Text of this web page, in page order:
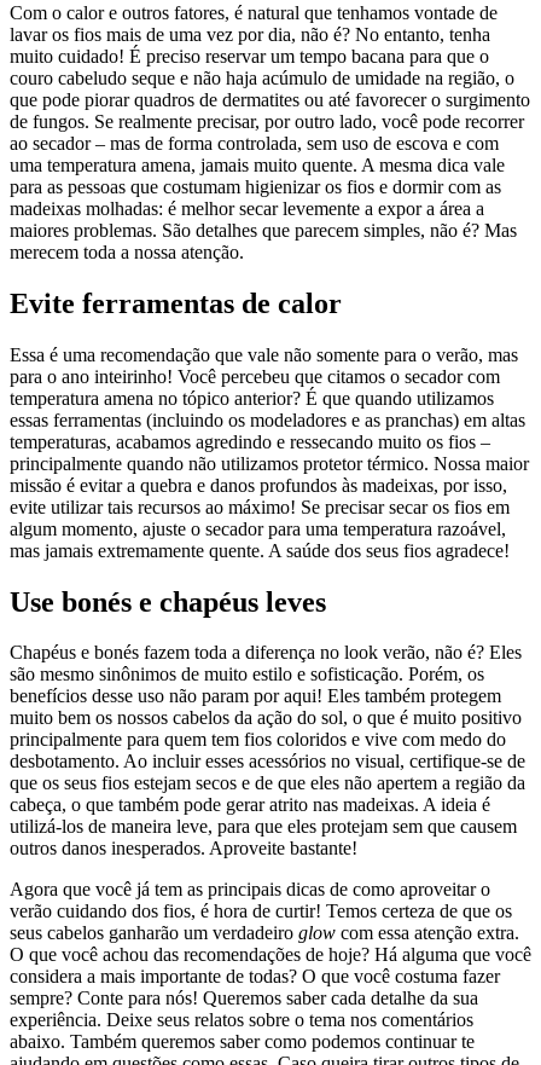
Com o calor e outros fatores, é natural que tenhamos vontade de
lavar os fios mais de uma vez por dia, não é? No entanto, tenha
muito cuidado! É preciso reservar um tempo bacana para que o
couro cabeludo seque e não haja acúmulo de umidade na região, o
que pode piorar quadros de dermatites ou até favorecer o surgimento
de fungos. Se realmente precisar, por outro lado, você pode recorrer
ao secador – mas de forma controlada, sem uso de escova e com
uma temperatura amena, jamais muito quente. A mesma dica vale
para as pessoas que costumam higienizar os fios e dormir com as
madeixas molhadas: é melhor secar levemente a expor a área a
maiores problemas. São detalhes que parecem simples, não é? Mas
merecem toda a nossa atenção.
Evite ferramentas de calor
Essa é uma recomendação que vale não somente para o verão, mas
para o ano inteirinho! Você percebeu que citamos o secador com
temperatura amena no tópico anterior? É que quando utilizamos
essas ferramentas (incluindo os modeladores e as pranchas) em altas
temperaturas, acabamos agredindo e ressecando muito os fios –
principalmente quando não utilizamos protetor térmico. Nossa maior
missão é evitar a quebra e danos profundos às madeixas, por isso,
evite utilizar tais recursos ao máximo! Se precisar secar os fios em
algum momento, ajuste o secador para uma temperatura razoável,
mas jamais extremamente quente. A saúde dos seus fios agradece!
Use bonés e chapéus leves
Chapéus e bonés fazem toda a diferença no look verão, não é? Eles
são mesmo sinônimos de muito estilo e sofisticação. Porém, os
benefícios desse uso não param por aqui! Eles também protegem
muito bem os nossos cabelos da ação do sol, o que é muito positivo
principalmente para quem tem fios coloridos e vive com medo do
desbotamento. Ao incluir esses acessórios no visual, certifique-se de
que os seus fios estejam secos e de que eles não apertem a região da
cabeça, o que também pode gerar atrito nas madeixas. A ideia é
utilizá-los de maneira leve, para que eles protejam sem que causem
outros danos inesperados. Aproveite bastante!
Agora que você já tem as principais dicas de como aproveitar o
verão cuidando dos fios, é hora de curtir! Temos certeza de que os
seus cabelos ganharão um verdadeiro glow com essa atenção extra.
O que você achou das recomendações de hoje? Há alguma que você
considera a mais importante de todas? O que você costuma fazer
sempre? Conte para nós! Queremos saber cada detalhe da sua
experiência. Deixe seus relatos sobre o tema nos comentários
abaixo. Também queremos saber como podemos continuar te